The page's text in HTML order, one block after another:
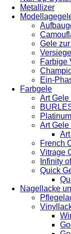
Metallizer
Gele
Farbige
Ein-
Farbgele
Art
Platinum
Art
French
Vitrage
Infinity
Quick
Nagellacke